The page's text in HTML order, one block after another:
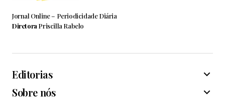
Jornal Online – Periodicidade Diária
Diretora Priscilla Rabelo
Editorias
Sobre nós